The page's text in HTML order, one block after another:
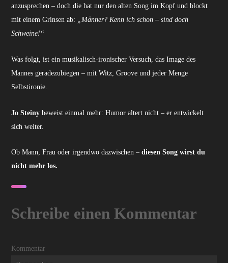
anzusprechen – doch die hat nur den alten Song im Kopf und blockt
mit einem Grinsen ab: „Männer? Kenn ich schon – sind doch
Schweine!“
Was folgt, ist ein musikalisch-ironischer Versuch, das Image des
Mannes geradezubiegen – mit Witz, Groove und jeder Menge
Selbstironie.
Jo Steiny beweist einmal mehr: Humor altert nicht – er entwickelt
sich weiter.
Ob Mann, Frau oder irgendwo dazwischen –diesen Song wirst du
nicht mehr los.
Schreibe einen Kommentar
Kommentar